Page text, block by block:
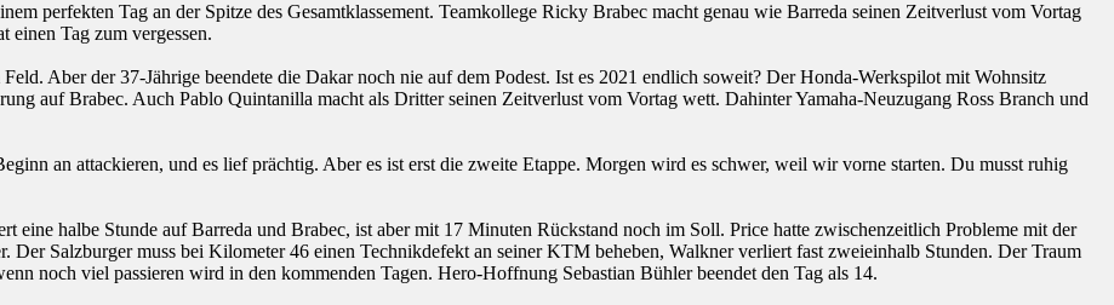
perfekten Tag an der Spitze des Gesamtklassement. Teamkollege Ricky Brabec macht genau wie Barreda seinen Zeitverlust vom Vortag
Tag zum vergessen.
Aber der 37-Jährige beendete die Dakar noch nie auf dem Podest. Ist es 2021 endlich soweit? Der Honda-Werkspilot mit Wohnsitz
auf Brabec. Auch Pablo Quintanilla macht als Dritter seinen Zeitverlust vom Vortag wett. Dahinter Yamaha-Neuzugang Ross Branch und
an attackieren, und es lief prächtig. Aber es ist erst die zweite Etappe. Morgen wird es schwer, weil wir vorne starten. Du musst ruhig
eine halbe Stunde auf Barreda und Brabec, ist aber mit 17 Minuten Rückstand noch im Soll. Price hatte zwischenzeitlich Probleme mit der
Der Salzburger muss bei Kilometer 46 einen Technikdefekt an seiner KTM beheben, Walkner verliert fast zweieinhalb Stunden. Der Traum
noch viel passieren wird in den kommenden Tagen. Hero-Hoffnung Sebastian Bühler beendet den Tag als 14.